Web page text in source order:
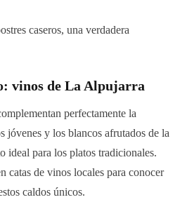
caseros, una verdadera
vinos de La Alpujarra
perfectamente la
jóvenes y los blancos afrutados de la
ideal para los platos tradicionales.
catas de vinos locales para conocer
caldos únicos.